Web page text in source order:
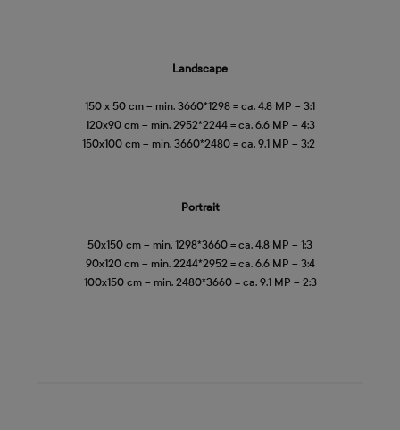
Landscape
150 x 50 cm – min. 3660*1298 = ca. 4.8 MP – 3:1
120x90 cm – min. 2952*2244 = ca. 6.6 MP – 4:3
150x100 cm – min. 3660*2480 = ca. 9.1 MP – 3:2
Portrait
50x150 cm – min. 1298*3660 = ca. 4.8 MP – 1:3
90x120 cm – min. 2244*2952 = ca. 6.6 MP – 3:4
100x150 cm – min. 2480*3660 = ca. 9.1 MP – 2:3